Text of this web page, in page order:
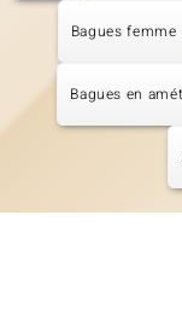
Bagues femme
Bagues en